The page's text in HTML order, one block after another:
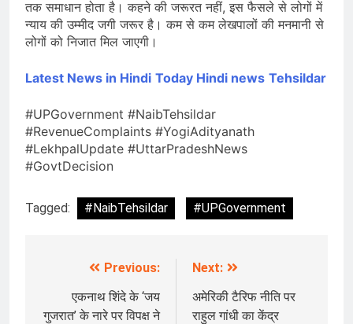
तक समाधान होता है। कहने की जरूरत नहीं, इस फैसले से लोगों में
न्याय की उम्मीद जगी जरूर है। कम से कम लेखपालों की मनमानी से
लोगों को निजात मिल जाएगी।
Latest News in Hindi Today Hindi news Tehsildar
#UPGovernment #NaibTehsildar
#RevenueComplaints #YogiAdityanath
#LekhpalUpdate #UttarPradeshNews
#GovtDecision
Tagged: #NaibTehsildar #UPGovernment
navigation
Previous:
एकनाथ शिंदे के ‘जय
गुजरात’ के नारे पर विपक्ष ने
Next:
अमेरिकी टैरिफ नीति पर
राहुल गांधी का केंद्र